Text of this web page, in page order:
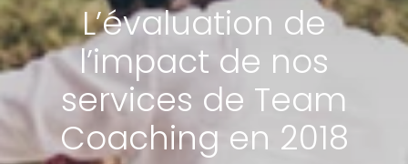
L’évaluation de
l’impact de nos
services de Team
Coaching en 2018